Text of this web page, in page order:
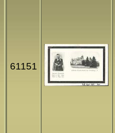
61151